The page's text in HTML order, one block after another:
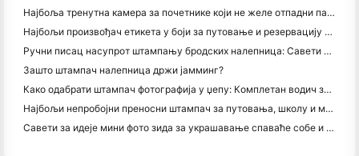
Најбоља тренутна камера за почетнике који не желе отпадни папир
Најбољи произвођач етикета у боји за путовање и резервацију текста: Додајте више боја свакој страници
Ручни писац насупрот штампању бродских налепница: Савети за мала предузећа у 2026. години
Зашто штампач налепница држи јамминг?
Како одабрати штампач фотографија у џепу: Комплетан водич за кориснике путовања, путовања и иПхонеа
Најбољи непробојни преносни штампач за путовања, школу и мобилне радове: Ханин МТ620 Про Ревиев
Савети за идеје мини фото зида за украшавање спаваће собе и спаваће собе